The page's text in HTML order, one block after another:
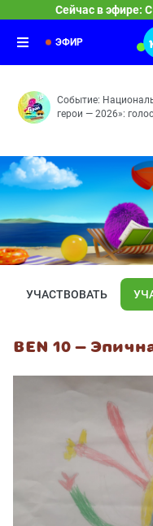
Сейчас в эфире:
Герои
23:25
Чик-
Команда
Танцуют все! —
ЭФИР
Событие:
герои — 2026»:
УЧАСТВОВАТЬ
BEN 10 —